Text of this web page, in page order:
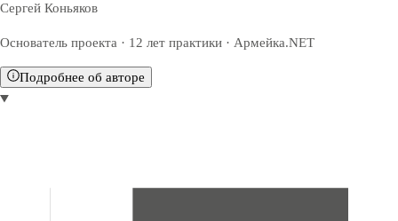
Сергей Коньяков
Основатель проекта · 12 лет практики · Армейка.NET
Подробнее об авторе